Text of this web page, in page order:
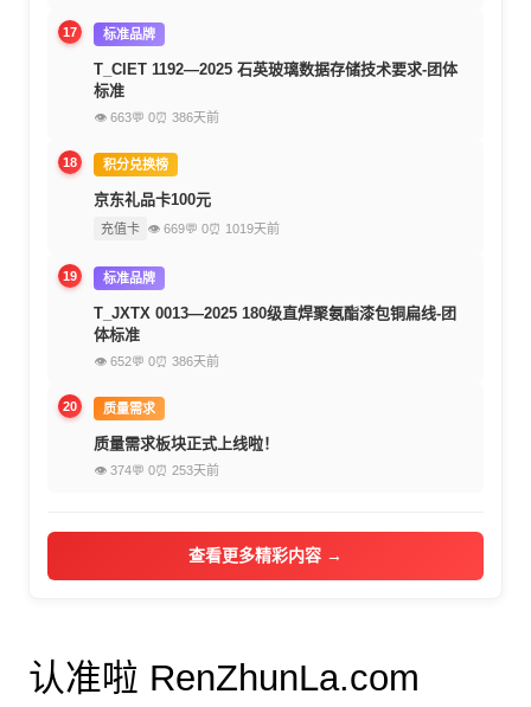
17 标准品牌
T_CIET 1192—2025 石英玻璃数据存储技术要求-团体
标准
👁 663💬 0⏰ 386天前
18 积分兑换榜
京东礼品卡100元
充值卡 👁 669💬 0⏰ 1019天前
19 标准品牌
T_JXTX 0013—2025 180级直焊聚氨酯漆包铜扁线-团
体标准
👁 652💬 0⏰ 386天前
20 质量需求
质量需求板块正式上线啦！
👁 374💬 0⏰ 253天前
查看更多精彩内容 →
认准啦 RenZhunLa.com